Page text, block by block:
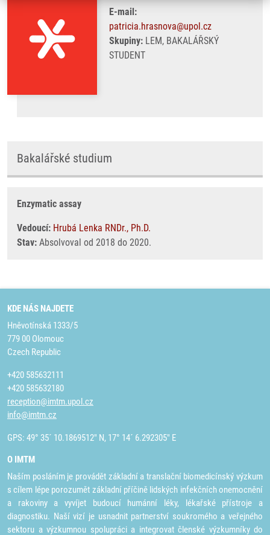
E-mail:
patricia.hrasnova@upol.cz
Skupiny:LEM, BAKALÁŘSKÝ
STUDENT
Bakalářské studium
Enzymatic assay
Vedoucí: Hrubá Lenka RNDr., Ph.D.
Stav: Absolvoval od 2018 do 2020.
KDE NÁS NAJDETE
Hněvotínská 1333/5
779 00 Olomouc
Czech Republic
+420 585632111
+420 585632180
reception@imtm.upol.cz
info@imtm.cz
GPS: 49° 35´ 10.1869512" N, 17° 14´ 6.292305" E
O IMTM
Naším posláním je provádět základní a translační biomedicínský výzkum
s cílem lépe porozumět základní příčině lidských infekčních onemocnění
a rakoviny a vyvíjet budoucí humánní léky, lékařské přístroje a
diagnostiku. Naší vizí je usnadnit partnerství soukromého a veřejného
sektoru a výzkumnou spolupráci a integrovat členské výzkumníky do